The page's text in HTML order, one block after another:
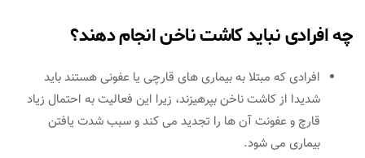
چه افرادی نباید کاشت ناخن انجام دهند؟
افرادی که مبتلا به بیماری های قارچی یا عفونی هستند باید
شدیدا از کاشت ناخن بپرهیزند، زیرا این فعالیت به احتمال زیاد
قارچ و عفونت آن ها را تجدید می کند و سبب شدت یافتن
بیماری می شود.